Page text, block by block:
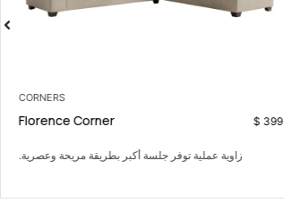
CORNERS
Florence Corner 399
$
زاوية عملية توفر جلسة أكبر بطريقة مريحة وعصرية.